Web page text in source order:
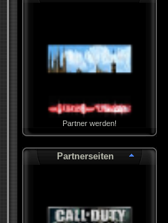
Partner werden!
Partnerseiten